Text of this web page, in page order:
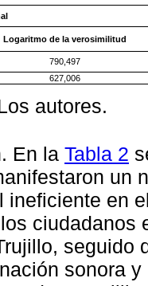
Logaritmo de la verosimilitud
790,497
627,006
autores.
En la Tabla 2
un
ineficiente en
ciudadanos
seguido
sonora